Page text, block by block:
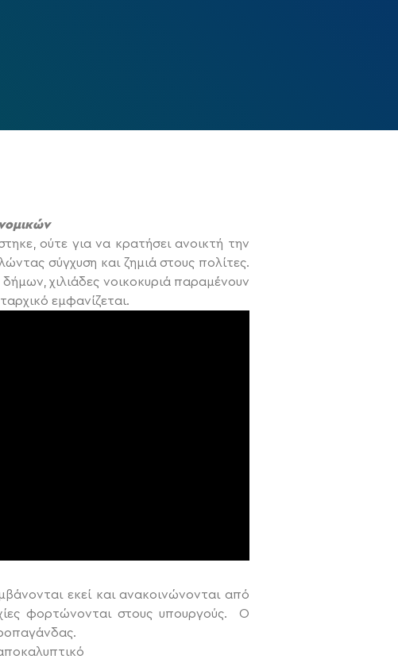
ούτε για να κρατήσει ανοικτή την
σύγχυση και ζημιά στους πολίτες.
χιλιάδες νοικοκυριά παραμένουν
εμφανίζεται.
εκεί και ανακοινώνονται από
φορτώνονται στους υπουργούς. Ο